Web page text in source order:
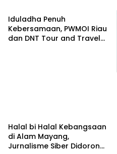
Iduladha Penuh
Kebersamaan, PWMOI Riau
dan DNT Tour and Travel
Halal bi Halal Kebangsaan
di Alam Mayang,
Jurnalisme Siber Didorong
PJS